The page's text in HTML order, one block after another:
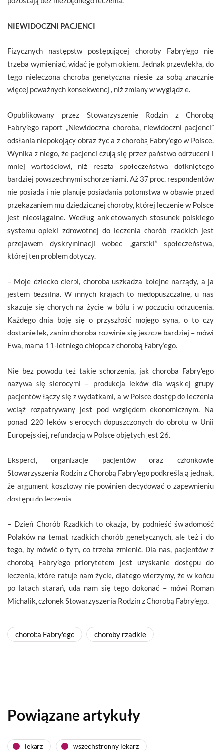
NIEWIDOCZNI PACJENCI
Fizycznych następstw postępującej choroby Fabry’ego nie
trzeba wymieniać, widać je gołym okiem. Jednak przewlekła, do
tego nieleczona choroba genetyczna niesie za sobą znacznie
więcej poważnych konsekwencji, niż zmiany w wyglądzie.
Opublikowany przez Stowarzyszenie Rodzin z Chorobą
Fabry’ego raport „Niewidoczna choroba, niewidoczni pacjenci”
odsłania niepokojący obraz życia z chorobą Fabry’ego w Polsce.
Wynika z niego, że pacjenci czują się przez państwo odrzuceni i
mniej wartościowi, niż reszta społeczeństwa dotkniętego
bardziej powszechnymi schorzeniami. Aż 37 proc. respondentów
nie posiada i nie planuje posiadania potomstwa w obawie przed
przekazaniem mu dziedzicznej choroby, której leczenie w Polsce
jest nieosiągalne. Według ankietowanych stosunek polskiego
systemu opieki zdrowotnej do leczenia chorób rzadkich jest
przejawem dyskryminacji wobec „garstki” społeczeństwa,
której ten problem dotyczy.
– Moje dziecko cierpi, choroba uszkadza kolejne narządy, a ja
jestem bezsilna. W innych krajach to niedopuszczalne, u nas
skazuje się chorych na życie w bólu i w poczuciu odrzucenia.
Każdego dnia boję się o przyszłość mojego syna, o to czy
dostanie lek, zanim choroba rozwinie się jeszcze bardziej – mówi
Ewa, mama 11-letniego chłopca z chorobą Fabry’ego.
Nie bez powodu też takie schorzenia, jak choroba Fabry’ego
nazywa się sierocymi – produkcja leków dla wąskiej grupy
pacjentów łączy się z wydatkami, a w Polsce dostęp do leczenia
wciąż rozpatrywany jest pod względem ekonomicznym. Na
ponad 220 leków sierocych dopuszczonych do obrotu w Unii
Europejskiej, refundacją w Polsce objętych jest 26.
Eksperci, organizacje pacjentów oraz członkowie
Stowarzyszenia Rodzin z Chorobą Fabry’ego podkreślają jednak,
że argument kosztowy nie powinien decydować o zapewnieniu
dostępu do leczenia.
– Dzień Chorób Rzadkich to okazja, by podnieść świadomość
Polaków na temat rzadkich chorób genetycznych, ale też i do
tego, by mówić o tym, co trzeba zmienić. Dla nas, pacjentów z
chorobą Fabry’ego priorytetem jest uzyskanie dostępu do
leczenia, które ratuje nam życie, dlatego wierzymy, że w końcu
po latach starań, uda nam się tego dokonać – mówi Roman
Michalik, członek Stowarzyszenia Rodzin z Chorobą Fabry’ego.
choroba Fabry'ego choroby rzadkie
Powiązane artykuły
lekarz wszechstronny lekarz